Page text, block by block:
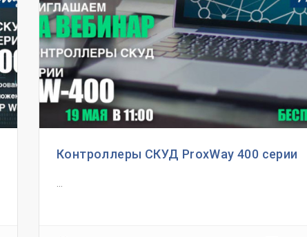
Контроллеры СКУД ProxWay 400 серии